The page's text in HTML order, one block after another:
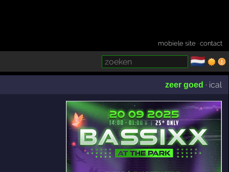
mobiele site ·contact
🇳🇱
zeer goed · ical